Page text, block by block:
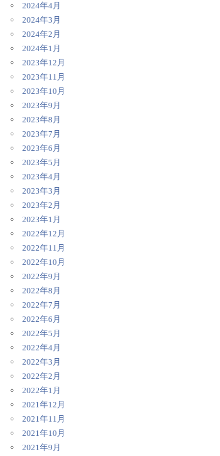
2024年4月
2024年3月
2024年2月
2024年1月
2023年12月
2023年11月
2023年10月
2023年9月
2023年8月
2023年7月
2023年6月
2023年5月
2023年4月
2023年3月
2023年2月
2023年1月
2022年12月
2022年11月
2022年10月
2022年9月
2022年8月
2022年7月
2022年6月
2022年5月
2022年4月
2022年3月
2022年2月
2022年1月
2021年12月
2021年11月
2021年10月
2021年9月